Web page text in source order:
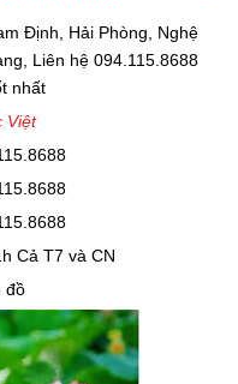
Định, Hải Phòng, Nghệ
Liên hệ 094.115.8688
nhất
Việt
Cả T7 và CN
đồ